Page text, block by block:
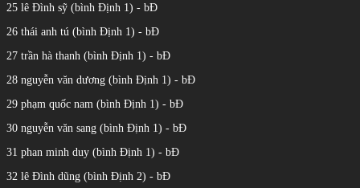
25 lê Đình sỹ (bình Định 1) - bĐ
26 thái anh tú (bình Định 1) - bĐ
27 trần hà thanh (bình Định 1) - bĐ
28 nguyễn văn dương (bình Định 1) - bĐ
29 phạm quốc nam (bình Định 1) - bĐ
30 nguyễn văn sang (bình Định 1) - bĐ
31 phan minh duy (bình Định 1) - bĐ
32 lê Đình dũng (bình Định 2) - bĐ